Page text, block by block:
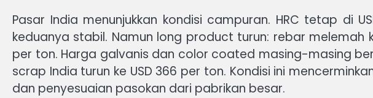
Pasar India menunjukkan kondisi campuran. HRC tetap di
keduanya stabil. Namun long product turun: rebar melemah
per ton. Harga galvanis dan color coated masing-masing
scrap India turun ke USD 366 per ton. Kondisi ini
dan penyesuaian pasokan dari pabrikan besar.